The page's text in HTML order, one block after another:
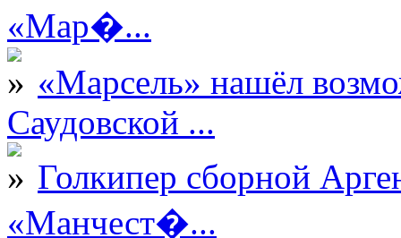
«Мар�...
«Марсель» нашёл
Саудовской ...
Голкипер сборной
«Манчест�...